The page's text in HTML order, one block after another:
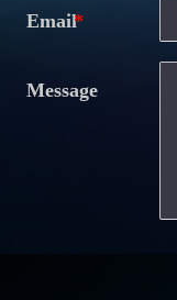
Email
Message